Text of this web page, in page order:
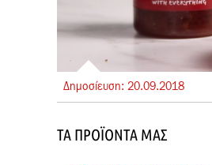
Δημοσίευση: 20.09.2018
ΤΑ ΠΡΟΪΌΝΤΑ ΜΑΣ